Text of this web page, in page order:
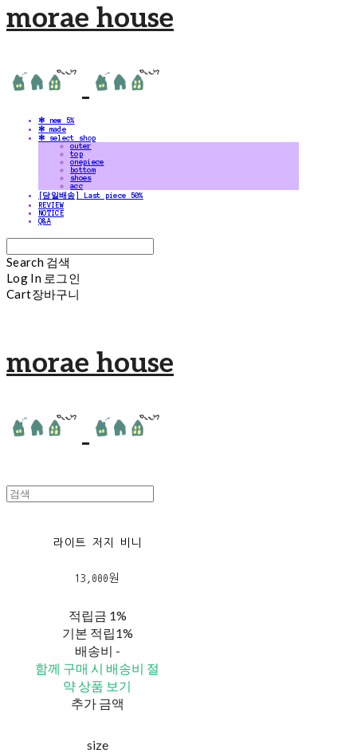
morae house
✻ new 5%
✻ made
✻ select shop
outer
top
onepiece
bottom
shoes
acc
[당일배송] Last piece 50%
REVIEW
NOTICE
Q&A
Search 검색
Log In 로그인
Cart장바구니
morae house
라이트 저지 비니
13,000원
적립금 1%
기본 적립1%
배송비 -
함께 구매 시 배송비 절
약 상품 보기
추가 금액
size